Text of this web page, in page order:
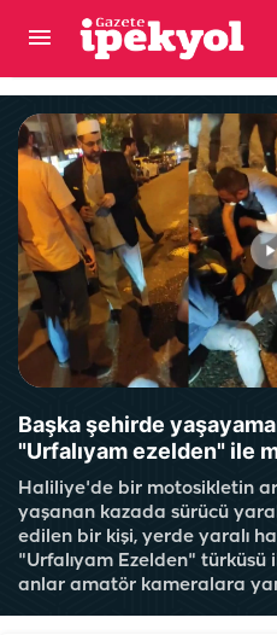
Başka şehirde
"Urfalıyam ezelden" ile
Haliliye'de bir motosikletin
yaşanan kazada sürücü
edilen bir kişi, yerde yaralı
"Urfalıyam Ezelden" türküsü
anlar amatör kameralara
Şanlıurfa’da evin çatısı
Ekipler seferber oldu